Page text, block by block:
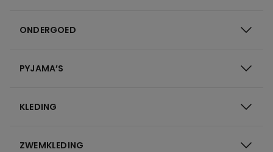
ONDERGOED
PYJAMA’S
KLEDING
ZWEMKLEDING